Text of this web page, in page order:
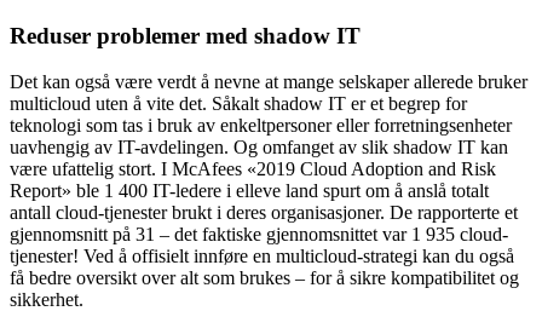
Reduser problemer med shadow IT
Det kan også være verdt å nevne at mange selskaper allerede bruker
multicloud uten å vite det. Såkalt shadow IT er et begrep for
teknologi som tas i bruk av enkeltpersoner eller forretningsenheter
uavhengig av IT-avdelingen. Og omfanget av slik shadow IT kan
være ufattelig stort. I McAfees «2019 Cloud Adoption and Risk
Report» ble 1 400 IT-ledere i elleve land spurt om å anslå totalt
antall cloud-tjenester brukt i deres organisasjoner. De rapporterte et
gjennomsnitt på 31 – det faktiske gjennomsnittet var 1 935 cloud-
tjenester! Ved å offisielt innføre en multicloud-strategi kan du også
få bedre oversikt over alt som brukes – for å sikre kompatibilitet og
sikkerhet.